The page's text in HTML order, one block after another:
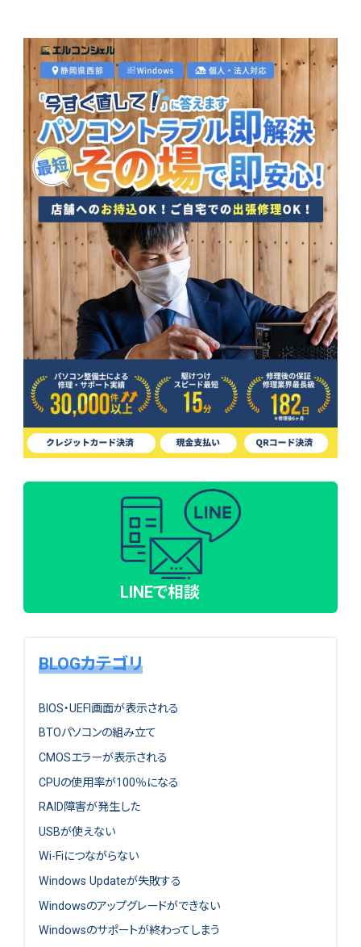
LINEで相談
BLOGカテゴリ
BIOS・UEFI画面が表示される
BTOパソコンの組み立て
CMOSエラーが表示される
CPUの使用率が100％になる
RAID障害が発生した
USBが使えない
Wi-Fiにつながらない
Windows Updateが失敗する
Windowsのアップグレードができない
Windowsのサポートが終わってしまう